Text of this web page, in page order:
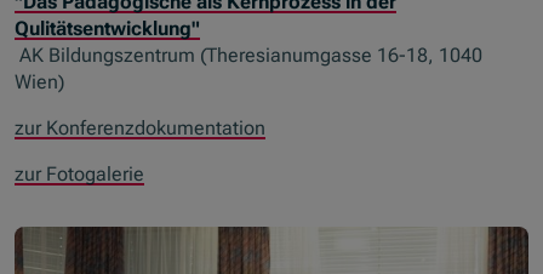
Qulitätsentwicklung"
AK Bildungszentrum (Theresianumgasse 16-18, 1040
Wien)
zur Konferenzdokumentation
zur Fotogalerie